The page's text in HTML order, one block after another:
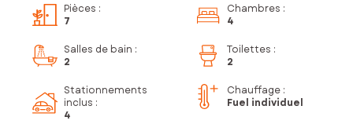
Pièces :
7
Chambres :
4
Salles de bain :
2
Toilettes :
2
Stationnements
inclus :
4
Chauffage :
Fuel individuel